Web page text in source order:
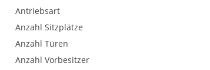
Antriebsart
Anzahl Sitzplätze
Anzahl Türen
Anzahl Vorbesitzer